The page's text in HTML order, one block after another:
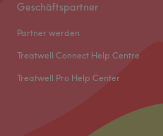
Geschäftspartner
Partner werden
Treatwell Connect Help Centre
Treatwell Pro Help Center